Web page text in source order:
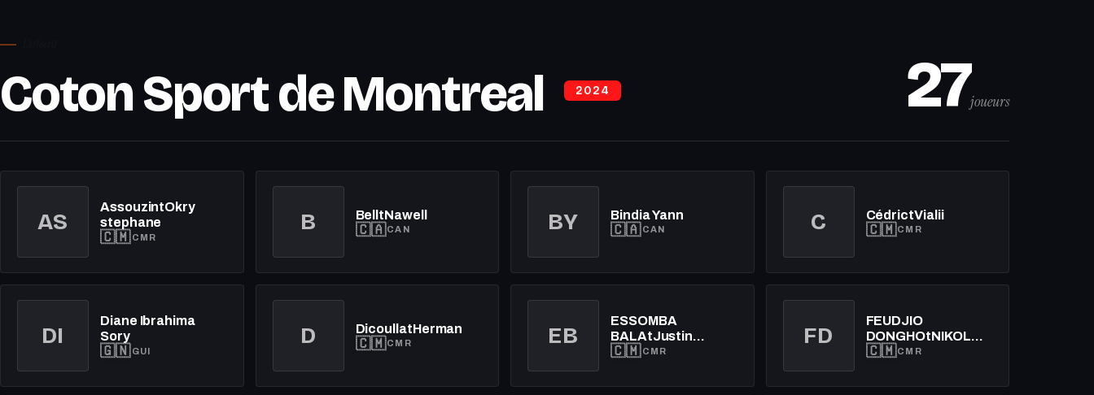
Coton Sport de Montreal 2024 27joueurs
AS
AssouzintOkry
stephane
🇨🇲CMR
B BelltNawell
🇨🇦CAN BY Bindia Yann
🇨🇦CAN C CédrictVialii
🇨🇲CMR
DI
Diane Ibrahima
Sory
🇬🇳GUI
D DicoullatHerman
🇨🇲CMR EB
ESSOMBA
BALAtJustin
Richard
🇨🇲CMR
FD
FEUDJIO
DONGHOtNIKOLAOU
DARGENT
🇨🇲CMR